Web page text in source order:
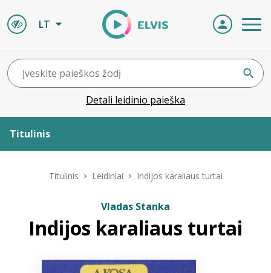
LT
Detali leidinio paieška
Titulinis
ELVIS atvyksta
Titulinis Leidiniai Indijos karaliaus turtai
Vladas Stanka
Indijos karaliaus turtai